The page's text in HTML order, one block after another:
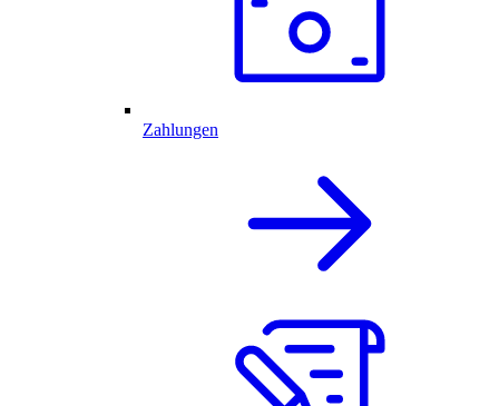
Zahlungen